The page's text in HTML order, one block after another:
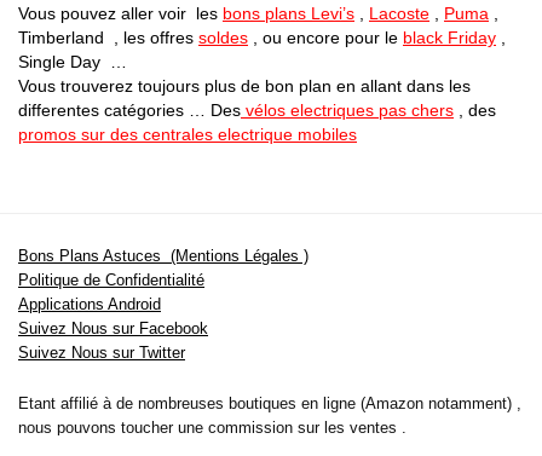
Vous pouvez aller voir les bons plans Levi’s , Lacoste , Puma ,
Timberland , les offres soldes , ou encore pour le black Friday ,
Single Day …
Vous trouverez toujours plus de bon plan en allant dans les
differentes catégories … Des vélos electriques pas chers , des
promos sur des centrales electrique mobiles
Bons Plans Astuces (Mentions Légales )
Politique de Confidentialité
Applications Android
Suivez Nous sur Facebook
Suivez Nous sur Twitter
Etant affilié à de nombreuses boutiques en ligne (Amazon notamment) ,
nous pouvons toucher une commission sur les ventes .